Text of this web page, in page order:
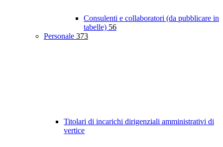
Consulenti e collaboratori (da pubblicare in
tabelle) 56
Personale 373
Titolari di incarichi dirigenziali amministrativi di
vertice